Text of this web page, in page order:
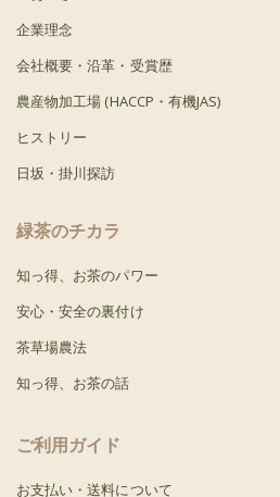
企業理念
会社概要・沿革・受賞歴
農産物加工場 (HACCP・有機JAS)
ヒストリー
日坂・掛川探訪
緑茶のチカラ
知っ得、お茶のパワー
安心・安全の裏付け
茶草場農法
知っ得、お茶の話
ご利用ガイド
お支払い・送料について